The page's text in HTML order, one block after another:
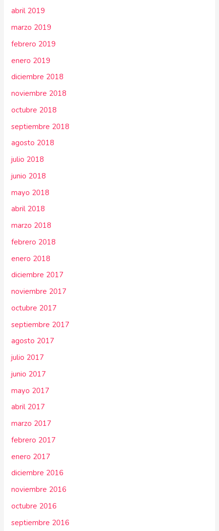
abril 2019
marzo 2019
febrero 2019
enero 2019
diciembre 2018
noviembre 2018
octubre 2018
septiembre 2018
agosto 2018
julio 2018
junio 2018
mayo 2018
abril 2018
marzo 2018
febrero 2018
enero 2018
diciembre 2017
noviembre 2017
octubre 2017
septiembre 2017
agosto 2017
julio 2017
junio 2017
mayo 2017
abril 2017
marzo 2017
febrero 2017
enero 2017
diciembre 2016
noviembre 2016
octubre 2016
septiembre 2016